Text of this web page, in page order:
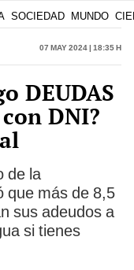
SOCIEDAD MUNDO
07 May 2024 | 18:35 h
DEUDAS
DNI?
de la
que más de 8,5
sus adeudos a
si tienes